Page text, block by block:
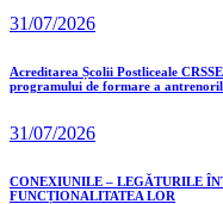
31/07/2026
Acreditarea Școlii Postliceale
programului de formare a
31/07/2026
CONEXIUNILE – LEGĂTURILE
FUNCȚIONALITATEA LOR